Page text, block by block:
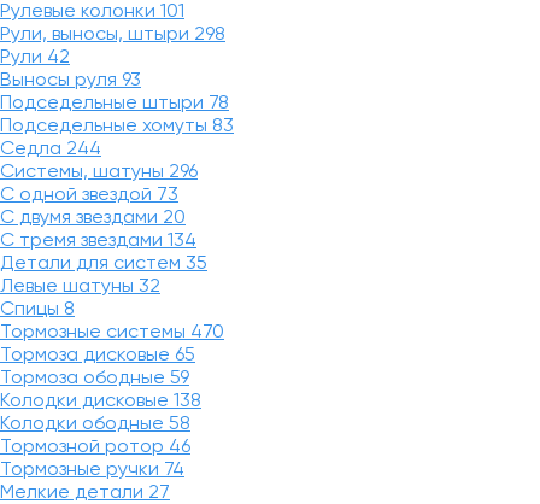
Рулевые колонки 101
Рули, выносы, штыри 298
Рули 42
Выносы руля 93
Подседельные штыри 78
Подседельные хомуты 83
Седла 244
Системы, шатуны 296
С одной звездой 73
С двумя звездами 20
С тремя звездами 134
Детали для систем 35
Левые шатуны 32
Спицы 8
Тормозные системы 470
Тормоза дисковые 65
Тормоза ободные 59
Колодки дисковые 138
Колодки ободные 58
Тормозной ротор 46
Тормозные ручки 74
Мелкие детали 27